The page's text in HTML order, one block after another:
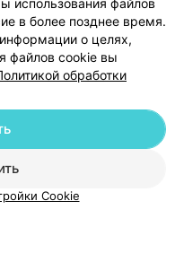
Размещение рекламы
Публичный договор
Способы оплаты
использования файлов
в более позднее время.
о целях,
файлов cookie вы
обработки
Cookie